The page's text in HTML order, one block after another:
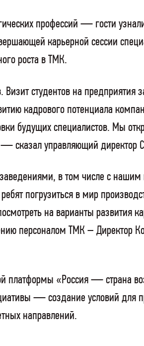
профессий — гости
карьерной сессии
роста в ТМК.
Визит студентов на
кадрового потенциала
будущих специалистов. Мы
сказал управляющий директор
в том числе с
погрузиться в мир
на варианты развития
персоналом ТМК – Директор
платформы «Россия — страна
— создание условий для
направлений.